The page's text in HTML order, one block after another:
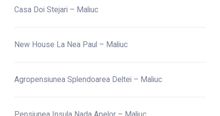
Casa Doi Stejari – Maliuc
New House La Nea Paul – Maliuc
Agropensiunea Splendoarea Deltei – Maliuc